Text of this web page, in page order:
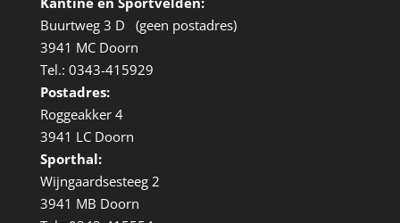
Buurtweg 3 D (geen postadres)
3941 MC Doorn
Tel.: 0343-415929
Postadres:
Roggeakker 4
3941 LC Doorn
Sporthal:
Wijngaardsesteeg 2
3941 MB Doorn